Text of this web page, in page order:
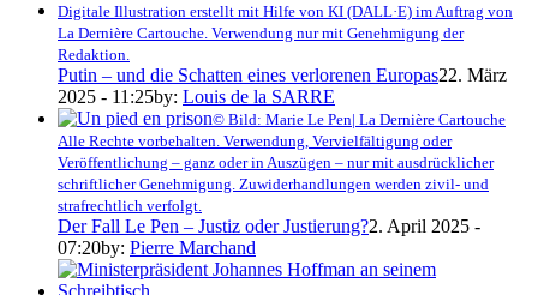
Digitale Illustration erstellt mit Hilfe von KI (DALL·E) im Auftrag von
La Dernière Cartouche. Verwendung nur mit Genehmigung der
Redaktion.
Putin – und die Schatten eines verlorenen Europas22. März
2025 - 11:25by: Louis de la SARRE
© Bild: Marie Le Pen| La Dernière Cartouche
Alle Rechte vorbehalten. Verwendung, Vervielfältigung oder
Veröffentlichung – ganz oder in Auszügen – nur mit ausdrücklicher
schriftlicher Genehmigung. Zuwiderhandlungen werden zivil- und
strafrechtlich verfolgt.
Der Fall Le Pen – Justiz oder Justierung?2. April 2025 -
07:20by: Pierre Marchand